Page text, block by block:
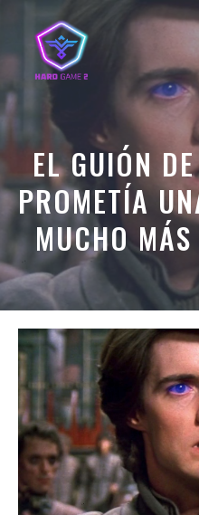
contenido
EL GUIÓN
PROMETÍA
MUCHO